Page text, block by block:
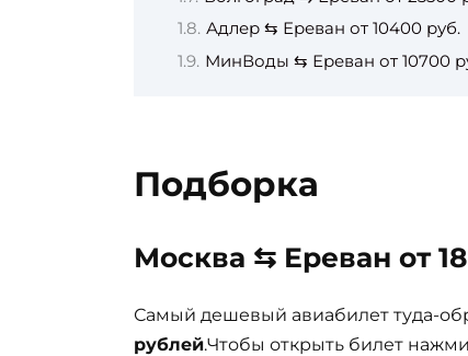
Адлер ⇆ Ереван от 10400 руб.
МинВоды ⇆ Ереван от 10700
Подборка
Москва ⇆ Ереван от
Самый дешевый авиабилет туда-
рублей.Чтобы открыть билет